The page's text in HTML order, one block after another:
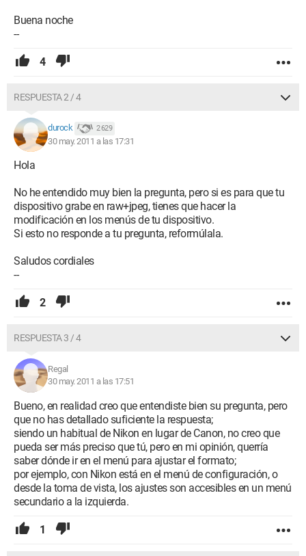
Buena noche
--
4
RESPUESTA 2 / 4
durock 2 629
30 may. 2011 a las 17:31
Hola
No he entendido muy bien la pregunta, pero si es para que tu
dispositivo grabe en raw+jpeg, tienes que hacer la
modificación en los menús de tu dispositivo.
Si esto no responde a tu pregunta, reformúlala.
Saludos cordiales
--
2
RESPUESTA 3 / 4
Regal
30 may. 2011 a las 17:51
Bueno, en realidad creo que entendiste bien su pregunta, pero
que no has detallado suficiente la respuesta;
siendo un habitual de Nikon en lugar de Canon, no creo que
pueda ser más preciso que tú, pero en mi opinión, querría
saber dónde ir en el menú para ajustar el formato;
por ejemplo, con Nikon está en el menú de configuración, o
desde la toma de vista, los ajustes son accesibles en un menú
secundario a la izquierda.
1